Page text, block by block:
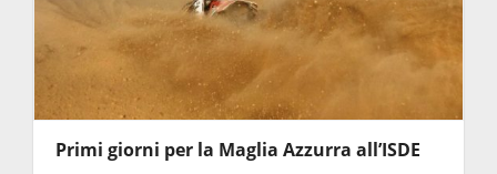
Primi giorni per la Maglia Azzurra all’ISDE